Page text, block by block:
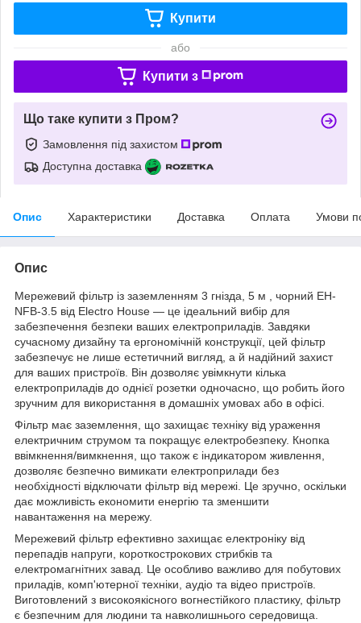
Купити
або
Купити з
Що таке купити з Пром?
Замовлення під захистом
Доступна доставка
Опис Характеристики Доставка Оплата Умови
Опис
Мережевий фільтр із заземленням 3 гнізда, 5 м , чорний EH-
NFB-3.5 від Electro House — це ідеальний вибір для
забезпечення безпеки ваших електроприладів. Завдяки
сучасному дизайну та ергономічній конструкції, цей фільтр
забезпечує не лише естетичний вигляд, а й надійний захист
для ваших пристроїв. Він дозволяє увімкнути кілька
електроприладів до однієї розетки одночасно, що робить його
зручним для використання в домашніх умовах або в офісі.
Фільтр має заземлення, що захищає техніку від ураження
електричним струмом та покращує електробезпеку. Кнопка
ввімкнення/вимкнення, що також є індикатором живлення,
дозволяє безпечно вимикати електроприлади без
необхідності відключати фільтр від мережі. Це зручно, оскільки
дає можливість економити енергію та зменшити
навантаження на мережу.
Мережевий фільтр ефективно захищає електроніку від
перепадів напруги, короткострокових стрибків та
електромагнітних завад. Це особливо важливо для побутових
приладів, комп'ютерної техніки, аудіо та відео пристроїв.
Виготовлений з високоякісного вогнестійкого пластику, фільтр
є безпечним для людини та навколишнього середовища.